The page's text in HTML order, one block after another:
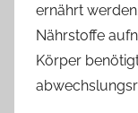
ernährt
Nährstoffe
Körper